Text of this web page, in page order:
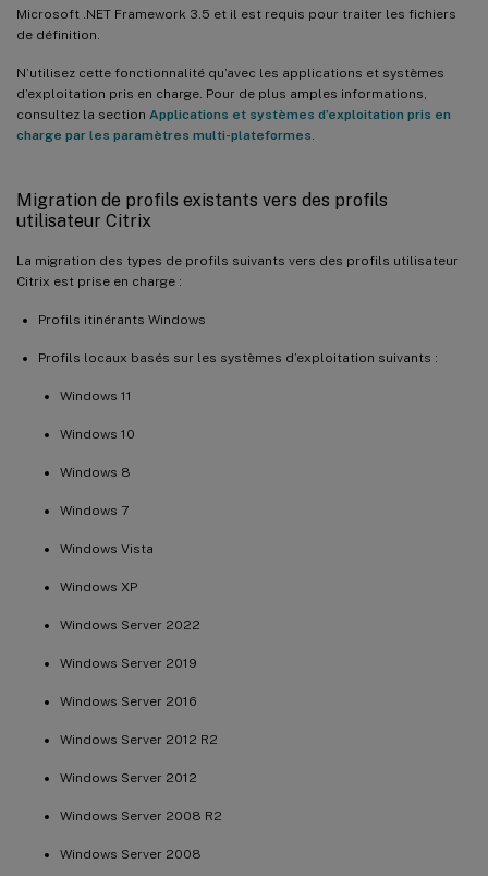
Microsoft .NET Framework 3.5 et il est requis pour traiter les fichiers
de définition.
N’utilisez cette fonctionnalité qu’avec les applications et systèmes
d’exploitation pris en charge. Pour de plus amples informations,
consultez la section Applications et systèmes d’exploitation pris en
charge par les paramètres multi-plateformes
Migration de profils existants vers des profils
utilisateur Citrix
La migration des types de profils suivants vers des profils utilisateur
Citrix est prise en charge :
Profils itinérants Windows
Profils locaux basés sur les systèmes d’exploitation suivants :
Windows 11
Windows 10
Windows 8
Windows 7
Windows Vista
Windows XP
Windows Server 2022
Windows Server 2019
Windows Server 2016
Windows Server 2012 R2
Windows Server 2012
Windows Server 2008 R2
Windows Server 2008